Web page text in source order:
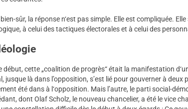
sûr, la réponse n‘est pas simple. Elle est compliquée.
à celui des tactiques électorales et à celui des
début, cette „coalition de progrès“ était la manifestation
jusque là dans l’opposition, s’est lié pour gouverner à
été dans à l‘opposition. Mais l’autre, le parti social-
dont Olaf Scholz, le nouveau chancelier, a été le vice